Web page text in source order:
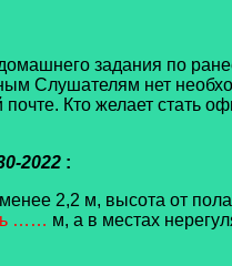
задания по
Слушателям нет
Кто желает стать
2022 :
2,2 м, высота от
…… м, а в местах